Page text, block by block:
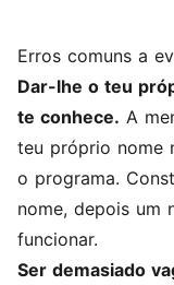
Erros comuns a
Dar-lhe o teu
te conhece. A
teu próprio nome
o programa.
nome, depois um
funcionar.
Ser demasiado